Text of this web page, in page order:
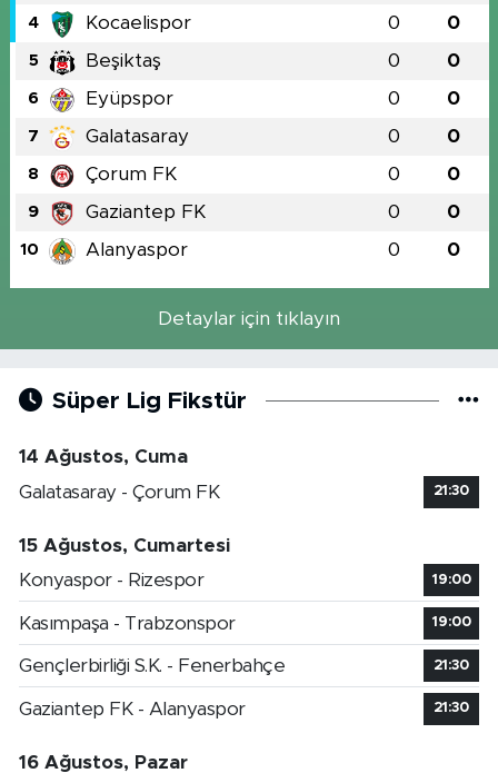
4 Kocaelispor 0 0
5 Beşiktaş 0 0
6 Eyüpspor 0 0
7 Galatasaray 0 0
8 Çorum FK 0 0
9 Gaziantep FK 0 0
10 Alanyaspor 0 0
Detaylar için tıklayın
Süper Lig Fikstür
14 Ağustos, Cuma
Galatasaray - Çorum FK
21:30
15 Ağustos, Cumartesi
Konyaspor - Rizespor
19:00
Kasımpaşa - Trabzonspor 19:00
Gençlerbirliği S.K. - Fenerbahçe 21:30
Gaziantep FK - Alanyaspor 21:30
16 Ağustos, Pazar